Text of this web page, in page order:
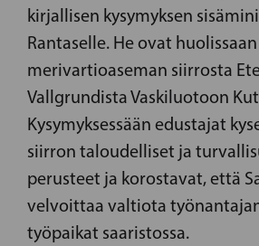
kirjallisen kysymyksen
Rantaselle. He ovat
merivartioaseman siirrosta
Vallgrundista Vaskiluotoon
Kysymyksessään edustajat
siirron taloudelliset ja
perusteet ja korostavat, että
velvoittaa valtiota
työpaikat saaristossa.